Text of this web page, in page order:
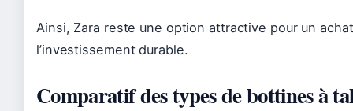
Ainsi, Zara reste une option attractive pour un
l’investissement durable.
Comparatif des types de bottines à